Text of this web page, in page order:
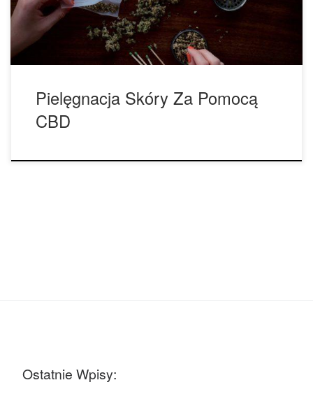
Gwiazdy, takie jak Olivia Wilde i Mandy Moore są […]
Pielęgnacja Skóry Za Pomocą
CBD
Ostatnie Wpisy: